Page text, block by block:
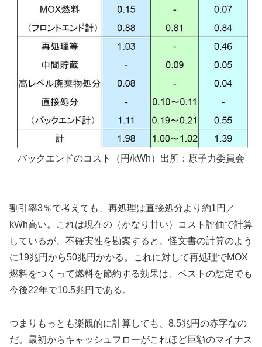
バックエンドのコスト（円/kWh）出所：原子力委員会
割引率3％で考えても、再処理は直接処分より約1円／
kWh高い。これは現在の（かなり甘い）コスト評価で計算
しているが、不確実性を勘案すると、怪文書の計算のよう
に19兆円から50兆円かかる。これに対して再処理でMOX
燃料をつくって燃料を節約する効果は、ベストの想定でも
今後22年で10.5兆円である。
つまりもっとも楽観的に計算しても、8.5兆円の赤字なの
だ。最初からキャッシュフローがこれほど巨額のマイナス